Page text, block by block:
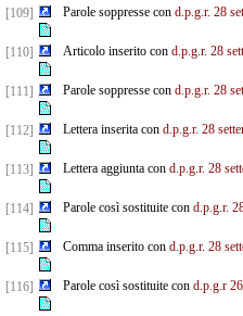
[109] Parole soppresse con d.p.g.r. 28
[110] Articolo inserito con d.p.g.r. 28
[111] Parole soppresse con d.p.g.r. 28
[112] Lettera inserita con d.p.g.r. 28
[113] Lettera aggiunta con d.p.g.r. 28
[114] Parole così sostituite con d.p.g.r.
[115] Comma inserito con d.p.g.r. 28
[116] Parole così sostituite con d.p.g.r